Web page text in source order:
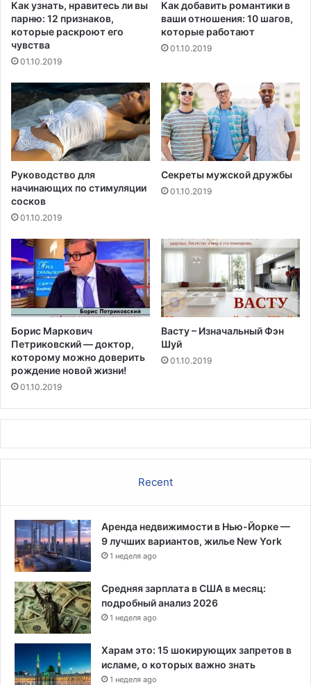
с
т
к
в
Как узнать, нравитесь ли вы
парню: 12 признаков,
которые раскроют его
чувства
01.10.2019
Как добавить романтики в
ваши отношения: 10 шагов,
которые работают
01.10.2019
Руководство для
начинающих по стимуляции
сосков
01.10.2019
Секреты мужской дружбы
01.10.2019
Борис Маркович
Петриковский — доктор,
которому можно доверить
рождение новой жизни!
01.10.2019
Васту – Изначальный Фэн
Шуй
01.10.2019
Recent
Аренда недвижимости в Нью-Йорке —
9 лучших вариантов, жилье New York
1 неделя ago
Средняя зарплата в США в месяц:
подробный анализ 2026
1 неделя ago
Харам это: 15 шокирующих запретов в
исламе, о которых важно знать
1 неделя ago